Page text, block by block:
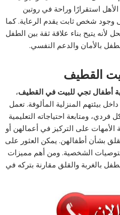
استقرارًا وراحة في روتين
وجود شخص ثابت يقدم الرعاية. كما
لأنه يتيح بناء علاقة ثقة بين الطفل
بالأمان والدعم النفسي.
القطيف
أطفال تجي للبيت في القطيف،
بيئتهم المنزلية المألوفة. تعمل
ومتابعة احتياجاته التعليمية
الأمهات على التركيز في أعمالهن أو
بشأن أطفالهن. يمكن العثور على
الشخصية. ومن أهم مميزات
بالغربة والقلق مقارنة بتركه في